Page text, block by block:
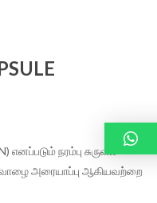
நரம்பு சுருளல்
அரையாப்பு ஆகியவற்றை